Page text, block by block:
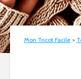
Mon Tricot Facile>